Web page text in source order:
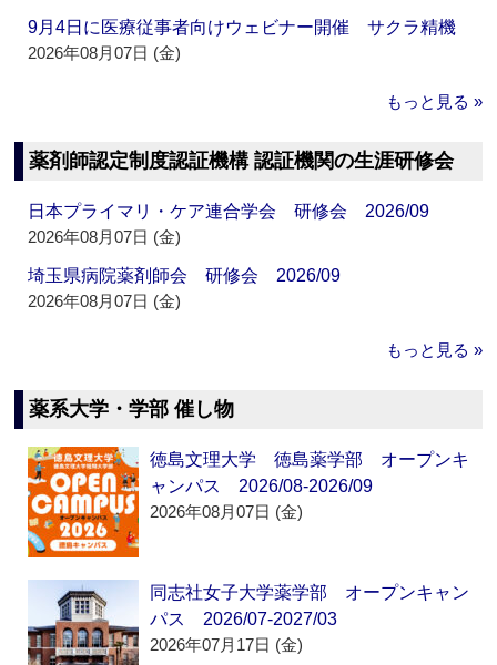
9月4日に医療従事者向けウェビナー開催 サクラ精機
2026年08月07日 (金)
もっと見る »
薬剤師認定制度認証機構 認証機関の生涯研修会
日本プライマリ・ケア連合学会 研修会 2026/09
2026年08月07日 (金)
埼玉県病院薬剤師会 研修会 2026/09
2026年08月07日 (金)
もっと見る »
薬系大学・学部 催し物
徳島文理大学 徳島薬学部 オープンキ
ャンパス 2026/08-2026/09
2026年08月07日 (金)
同志社女子大学薬学部 オープンキャン
パス 2026/07-2027/03
2026年07月17日 (金)